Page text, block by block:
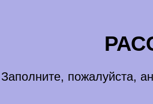
Заполните, пожалуйста,